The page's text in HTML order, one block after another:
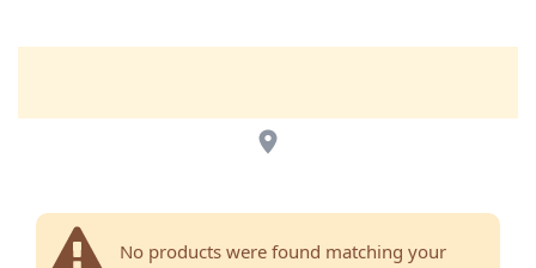
No products were found matching your